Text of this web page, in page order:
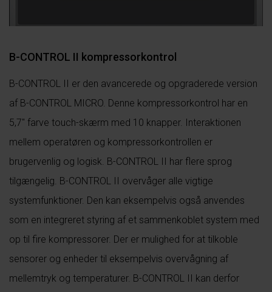
B-CONTROL II kompressorkontrol
B-CONTROL II er den avancerede og opgraderede version
af B-CONTROL MICRO. Denne kompressorkontrol har en
5,7″ farve touch-skærm med 10 knapper. Interaktionen
mellem operatøren og kompressorkontrollen er
brugervenlig og logisk. B-CONTROL II har flere sprog
tilgængelig. B-CONTROL II overvåger alle vigtige
systemfunktioner. Den kan eksempelvis også anvendes
som en integreret styring af et sammenkoblet system med
op til fire kompressorer. Der er mulighed for at tilkoble
sensorer og enheder til eksempelvis overvågning af
mellemtryk og temperaturer. B-CONTROL II kan derfor